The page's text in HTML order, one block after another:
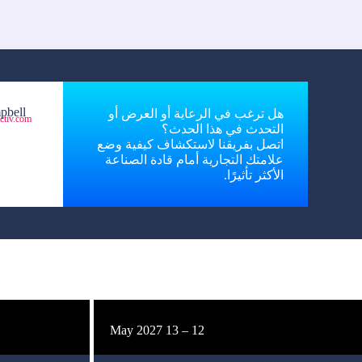
هل ترغب في الرعاية أو العرض أو
التحدث في هذا الحدث؟
اتصل بفريقنا لاستكشاف كيفية وضع
علامتك التجارية أمام قادة الصناعة
الأكثر تأثيرًا.
12 – 13 May 2027